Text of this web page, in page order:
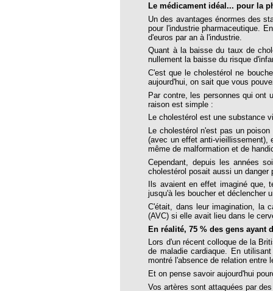
Le médicament idéal... pour la
Un des avantages énormes des
pour l'industrie pharmaceutique.
d'euros par an à l'industrie.
Quant à la baisse du taux de
nullement la baisse du risque
C'est que le cholestérol ne
aujourd'hui, on sait que vous
Par contre, les personnes qui ont
raison est simple :
Le cholestérol est une substance
Le cholestérol n'est pas un
(avec un effet anti-vieillissement),
même de malformation et de
Cependant, depuis les années
cholestérol posait aussi un danger
Ils avaient en effet imaginé que,
jusqu'à les boucher et déclencher
C'était, dans leur imagination, la
(AVC) si elle avait lieu dans le
En réalité, 75 % des gens ayant
Lors d'un récent colloque de la
de maladie cardiaque. En
montré l'absence de relation entre
Et on pense savoir aujourd'hui
Vos artères sont attaquées par